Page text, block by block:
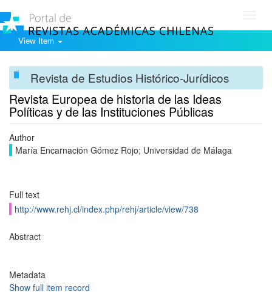
View Item
Revista de Estudios Histórico-Jurídicos
Revista Europea de historia de las Ideas
Políticas y de las Instituciones Públicas
Author
María Encarnación Gómez Rojo; Universidad de Málaga
Full text
http://www.rehj.cl/index.php/rehj/article/view/738
Abstract
Metadata
Show full item record